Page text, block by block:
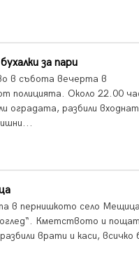
за пари
в събота вечерта в
полицията. Около 22.00
оградата, разбили
в пернишкото село
Кметството и
врати и каси, всичко